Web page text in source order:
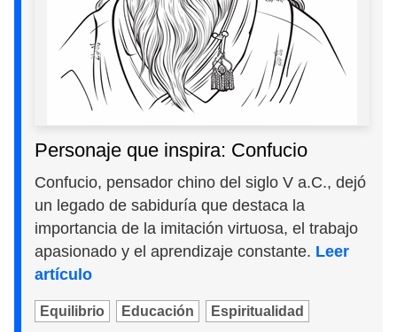
Personaje que inspira: Confucio
Confucio, pensador chino del siglo V a.C., dejó
un legado de sabiduría que destaca la
importancia de la imitación virtuosa, el trabajo
apasionado y el aprendizaje constante. Leer
artículo
Equilibrio Educación Espiritualidad